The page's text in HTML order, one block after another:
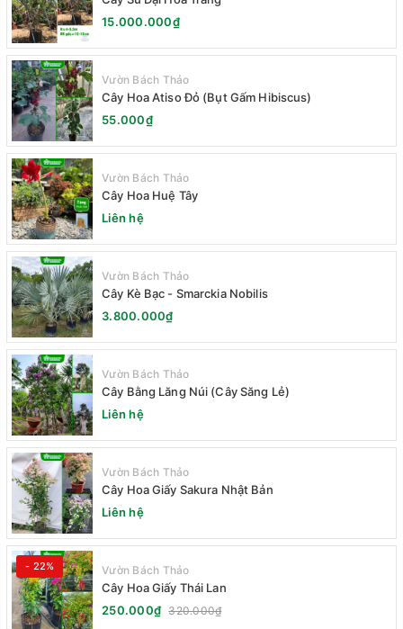
15.000.000₫
Vườn Bách Thảo
Cây Hoa Atiso Đỏ (Bụt Gấm Hibiscus)
55.000₫
Vườn Bách Thảo
Cây Hoa Huệ Tây
Liên hệ
Vườn Bách Thảo
Cây Kè Bạc - Smarckia Nobilis
3.800.000₫
Vườn Bách Thảo
Cây Bằng Lăng Núi (Cây Săng Lẻ)
Liên hệ
Vườn Bách Thảo
Cây Hoa Giấy Sakura Nhật Bản
Liên hệ
- 22% Vườn Bách Thảo
Cây Hoa Giấy Thái Lan
250.000₫ 320.000₫